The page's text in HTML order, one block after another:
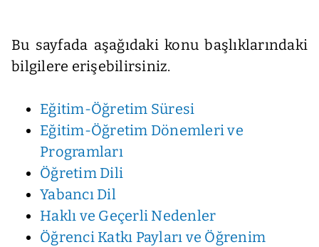
Bu sayfada aşağıdaki konu başlıklarındaki
bilgilere erişebilirsiniz.
Eğitim-Öğretim Süresi
Eğitim-Öğretim Dönemleri ve
Programları
Öğretim Dili
Yabancı Dil
Haklı ve Geçerli Nedenler
Öğrenci Katkı Payları ve Öğrenim